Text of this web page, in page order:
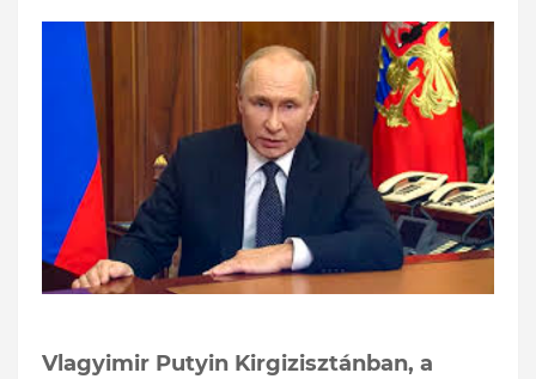
Vlagyimir Putyin Kirgizisztánban, a